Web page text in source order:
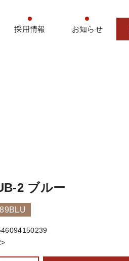
採用情報 お知らせ
2 ブルー